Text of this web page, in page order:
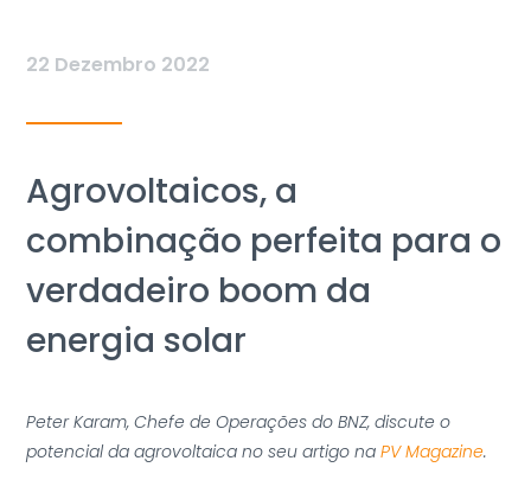
22 Dezembro 2022
Agrovoltaicos, a
combinação perfeita para o
verdadeiro boom da
energia solar
Peter Karam, Chefe de Operações do BNZ, discute o
potencial da agrovoltaica no seu artigo naPV Magazine.